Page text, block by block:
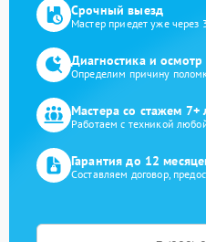
Срочный выезд
Мастер приедет уже через
Диагностика и осмотр
Определим причину
Мастера со стажем 7+
Работаем с техникой
Гарантия до 12
Составляем договор,